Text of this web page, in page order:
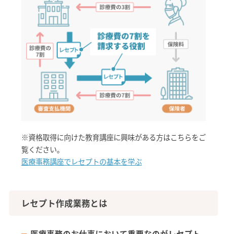
※資格取得に向けた教育講座に興味がある方はこちらをご
覧ください。
医療事務講座でレセプトの基本を学ぶ
レセプト作成業務とは